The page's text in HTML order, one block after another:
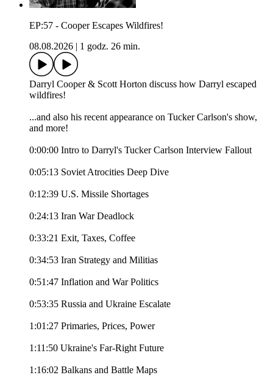
EP:57 - Cooper Escapes Wildfires!
08.08.2026
1 godz. 26 min.
Darryl Cooper & Scott Horton discuss how Darryl escaped
wildfires!
...and also his recent appearance on Tucker Carlson's show,
and more!
0:00:00 Intro to Darryl's Tucker Carlson Interview Fallout
0:05:13 Soviet Atrocities Deep Dive
0:12:39 U.S. Missile Shortages
0:24:13 Iran War Deadlock
0:33:21 Exit, Taxes, Coffee
0:34:53 Iran Strategy and Militias
0:51:47 Inflation and War Politics
0:53:35 Russia and Ukraine Escalate
1:01:27 Primaries, Prices, Power
1:11:50 Ukraine's Far-Right Future
1:16:02 Balkans and Battle Maps